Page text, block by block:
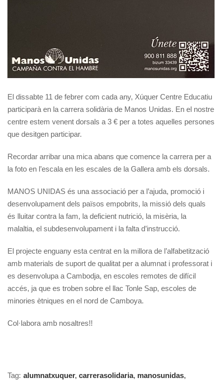
El dissabte 11 de febrer com cada any, Xúquer Centre Educatiu
participarà en la carrera solidària de Manos Unidas. En el nostre
centre estem venent dorsals a 3 € per a totes aquelles persones
que desitgen participar.
Recordar arribar una mica abans que comence la carrera per a
la foto en l’escala en les escales de la Gallera amb els dorsals.
MANOS UNIDAS és una associació per a l’ajuda, promoció i
desenvolupament dels països empobrits, la missió dels quals
és lluitar contra la fam, la deficient nutrició, la misèria, la
malaltia, el subdesenvolupament i la falta d’instrucció.
El projecte enguany esta centrat en la millora de l’alfabetització
amb materials de suport de qualitat per a alumnat i professorat i
es desenvolupa a Cambodja, en escoles remotes de difícil
accés, ja que es troben sobre el llac Tonle Sap, escoles de
minories ètniques en el nord de Camboya.
Col·labora amb nosaltres!!
Tag: alumnatxuquer, carrerasolidaria, manosunidas,